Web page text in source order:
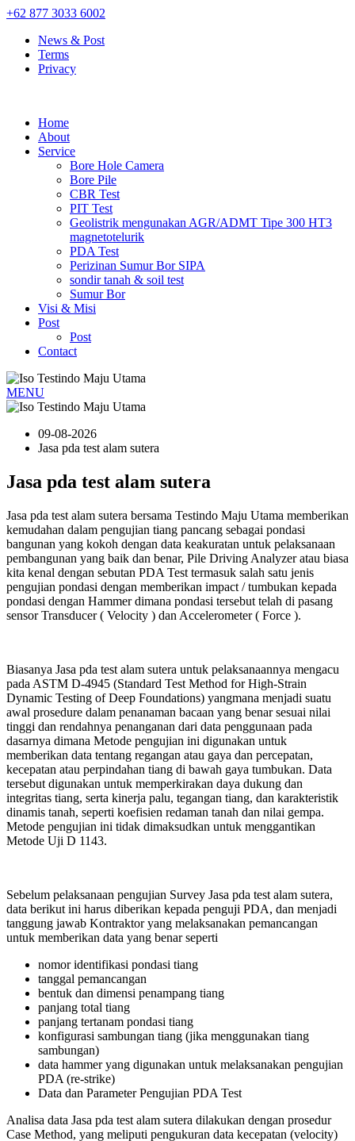
+62 877 3033 6002
News & Post
Terms
Privacy
Home
About
Service
Bore Hole Camera
Bore Pile
CBR Test
PIT Test
Geolistrik mengunakan AGR/ADMT Tipe 300 HT3
magnetotelurik
PDA Test
Perizinan Sumur Bor SIPA
sondir tanah & soil test
Sumur Bor
Visi & Misi
Post
Post
Contact
MENU
09-08-2026
Jasa pda test alam sutera
Jasa pda test alam sutera
Jasa pda test alam sutera bersama Testindo Maju Utama memberikan
kemudahan dalam pengujian tiang pancang sebagai pondasi
bangunan yang kokoh dengan data keakuratan untuk pelaksanaan
pembangunan yang baik dan benar, Pile Driving Analyzer atau biasa
kita kenal dengan sebutan PDA Test termasuk salah satu jenis
pengujian pondasi dengan memberikan impact / tumbukan kepada
pondasi dengan Hammer dimana pondasi tersebut telah di pasang
sensor Transducer ( Velocity ) dan Accelerometer ( Force ).
Biasanya Jasa pda test alam sutera untuk pelaksanaannya mengacu
pada ASTM D-4945 (Standard Test Method for High-Strain
Dynamic Testing of Deep Foundations) yangmana menjadi suatu
awal prosedure dalam penanaman bacaan yang benar sesuai nilai
tinggi dan rendahnya penanganan dari data penggunaan pada
dasarnya dimana Metode pengujian ini digunakan untuk
memberikan data tentang regangan atau gaya dan percepatan,
kecepatan atau perpindahan tiang di bawah gaya tumbukan. Data
tersebut digunakan untuk memperkirakan daya dukung dan
integritas tiang, serta kinerja palu, tegangan tiang, dan karakteristik
dinamis tanah, seperti koefisien redaman tanah dan nilai gempa.
Metode pengujian ini tidak dimaksudkan untuk menggantikan
Metode Uji D 1143.
Sebelum pelaksanaan pengujian Survey Jasa pda test alam sutera,
data berikut ini harus diberikan kepada penguji PDA, dan menjadi
tanggung jawab Kontraktor yang melaksanakan pemancangan
untuk memberikan data yang benar seperti
nomor identifikasi pondasi tiang
tanggal pemancangan
bentuk dan dimensi penampang tiang
panjang total tiang
panjang tertanam pondasi tiang
konfigurasi sambungan tiang (jika menggunakan tiang
sambungan)
data hammer yang digunakan untuk melaksanakan pengujian
PDA (re-strike)
Data dan Parameter Pengujian PDA Test
Analisa data Jasa pda test alam sutera dilakukan dengan prosedur
Case Method, yang meliputi pengukuran data kecepatan (velocity)